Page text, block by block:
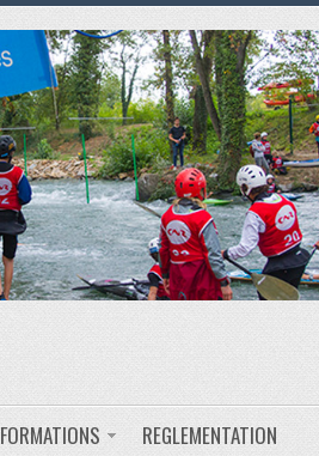
FORMATIONS REGLEMENTATION